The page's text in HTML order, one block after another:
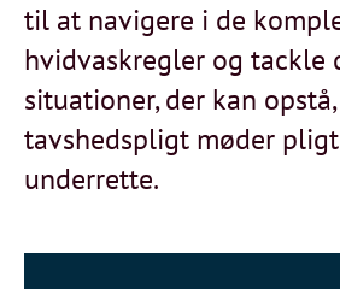
til at navigere i de
hvidvaskregler og tackle
situationer, der kan
tavshedspligt møder
underrette.